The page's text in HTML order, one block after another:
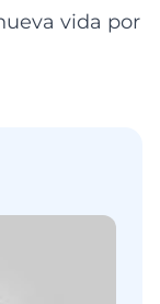
vida por